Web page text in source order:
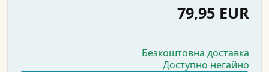
79,95 EUR
Безкоштовна доставка
Доступно негайно